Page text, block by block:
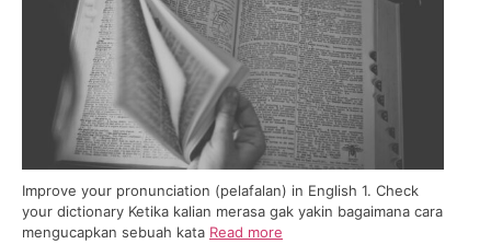
Improve your pronunciation (pelafalan) in English 1. Check
your dictionary Ketika kalian merasa gak yakin bagaimana cara
mengucapkan sebuah kata Read more